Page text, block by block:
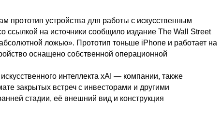
прототип устройства для работы с искусственным
на источники сообщило издание The Wall Street
ложью». Прототип тоньше iPhone и работает на
оснащено собственной операционной
интеллекта xAI — компании, также
закрытых встреч с инвесторами и другими
стадии, её внешний вид и конструкция